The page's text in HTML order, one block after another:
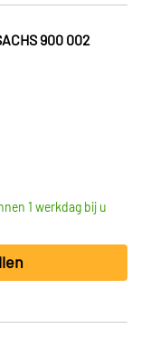
900 002
1 werkdag bij u